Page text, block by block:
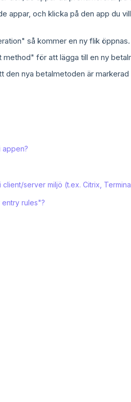
appar, och klicka på den app du
så kommer en ny flik öppnas.
method" för att lägga till en ny
den nya betalmetoden är
appen?
server miljö (t.ex. Citrix,
rules"?